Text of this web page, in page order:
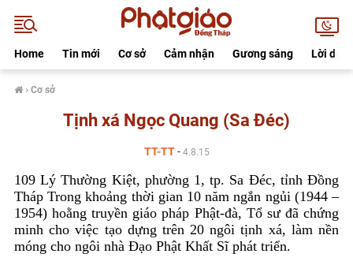
Home Tin mới Cơ sở Cảm nhận Gương sáng Lời dạy
› Cơ sở
Tịnh xá Ngọc Quang (Sa Đéc)
TT-TT- 4.8.15
109 Lý Thường Kiệt, phường 1, tp. Sa Đéc, tỉnh Đồng
Tháp Trong khoảng thời gian 10 năm ngắn ngủi (1944 –
1954) hoằng truyền giáo pháp Phật-đà, Tổ sư đã chứng
minh cho việc tạo dựng trên 20 ngôi tịnh xá, làm nền
móng cho ngôi nhà Đạo Phật Khất Sĩ phát triển.